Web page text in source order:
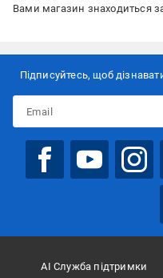
Вами магазин знаходиться
Підписуйтесь, щоб
АІ Служба підтримки